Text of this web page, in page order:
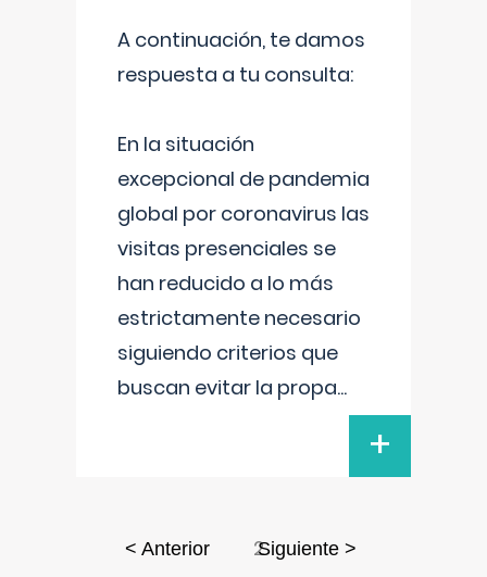
A continuación, te damos
respuesta a tu consulta:
En la situación
excepcional de pandemia
global por coronavirus las
visitas presenciales se
han reducido a lo más
estrictamente necesario
siguiendo criterios que
buscan evitar la propa...
+
< Anterior 2Siguiente >